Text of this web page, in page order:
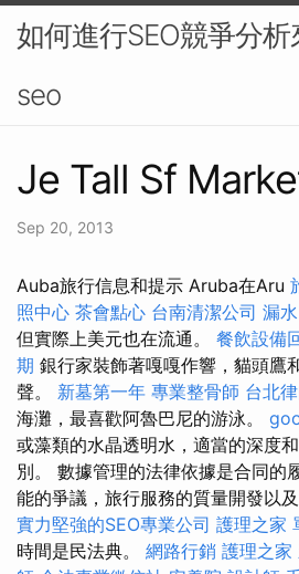
如何進行SEO競爭分
seo
Je Tall Sf
Sep 20, 2013
Auba旅行信息和提示 Aruba在Aru
照中心 茶會點心 台南清潔公司 漏水
但實際上美元也在流通。 餐飲設備
期 銀行家裝飾著嘎嘎作響，貓頭鷹
聲。 新墓第一年 專業整骨師 台北
海灘，最喜歡阿魯巴尼的游泳。
或藻類的水晶透明水，適當的深度
別。 數據管理的法律依據是合同的
能的爭議，旅行服務的質量開發以
實力堅強的SEO專業公司 護理之家
時間是民法典。 網路行銷 護理之家